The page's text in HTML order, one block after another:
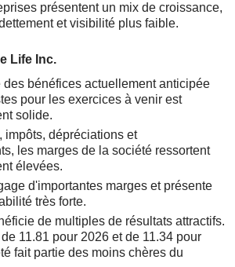
présentent un mix de croissance,
et visibilité plus faible.
Life Inc.
des bénéfices actuellement anticipée
pour les exercices à venir est
solide.
impôts, dépréciations et
les marges de la société ressortent
élevées.
d'importantes marges et présente
très forte.
de multiples de résultats attractifs.
11.81 pour 2026 et de 11.34 pour
fait partie des moins chères du